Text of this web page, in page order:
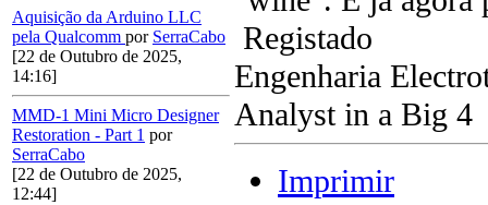
Aquisição da Arduino LLC
pela Qualcomm por SerraCabo
[22 de Outubro de 2025,
14:16]
MMD-1 Mini Micro Designer
Restoration - Part 1 por
SerraCabo
[22 de Outubro de 2025,
12:44]
Registado
Engenharia
Analyst in a Big 4
Imprimir